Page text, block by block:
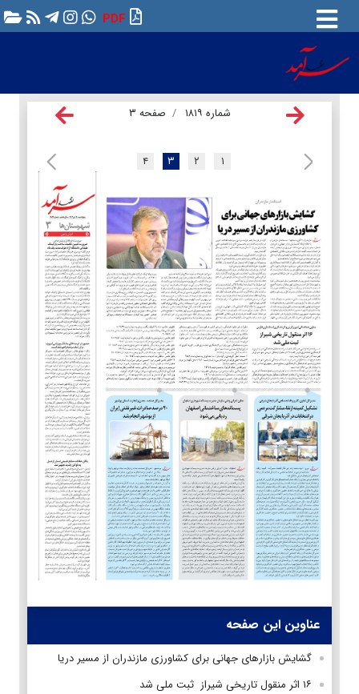
PDF
شماره ۱۸۱۹ صفحه ۳
۱ ۲ ۳ ۴
عناوین این صفحه
گشایش بازارهای جهانی برای کشاورزی مازندران از مسیر دریا
۱۶ اثر منقول تاریخی شیراز ثبت ملی شد